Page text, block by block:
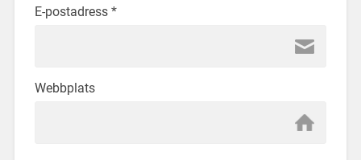
E-postadress *
Webbplats